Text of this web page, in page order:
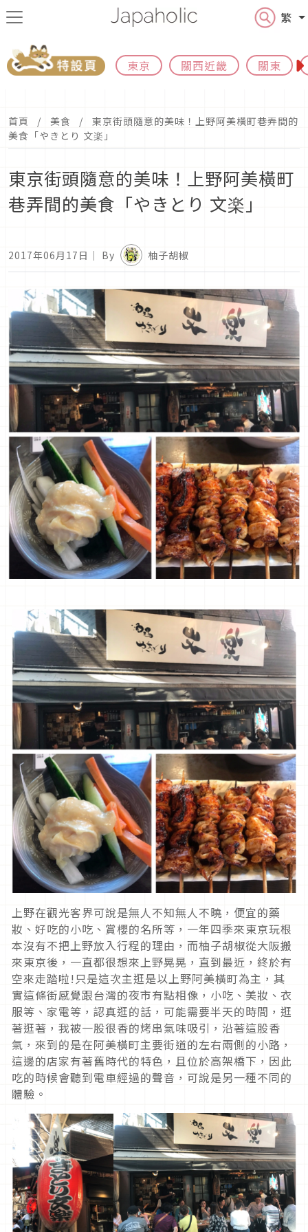
繁
東京 關西近畿 關東
首頁 美食
東京街頭隨意的美味！上野阿美橫町巷弄間的
美食「やきとり 文楽」
東京街頭隨意的美味！上野阿美橫町
巷弄間的美食「やきとり 文楽」
2017年06月17日 ｜ By 柚子胡椒
上野在觀光客界可說是無人不知無人不曉，便宜的藥
妝、好吃的小吃、賞櫻的名所等，一年四季來東京玩根
本沒有不把上野放入行程的理由，而柚子胡椒從大阪搬
來東京後，一直都很想來上野晃晃，直到最近，終於有
空來走踏啦!只是這次主逛是以上野阿美橫町為主，其
實這條街感覺跟台灣的夜市有點相像，小吃、美妝、衣
服等、家電等，認真逛的話，可能需要半天的時間，逛
著逛著，我被一股很香的烤串氣味吸引，沿著這股香
氣，來到的是在阿美橫町主要街道的左右兩側的小路，
這邊的店家有著舊時代的特色，且位於高架橋下，因此
吃的時候會聽到電車經過的聲音，可說是另一種不同的
體驗。